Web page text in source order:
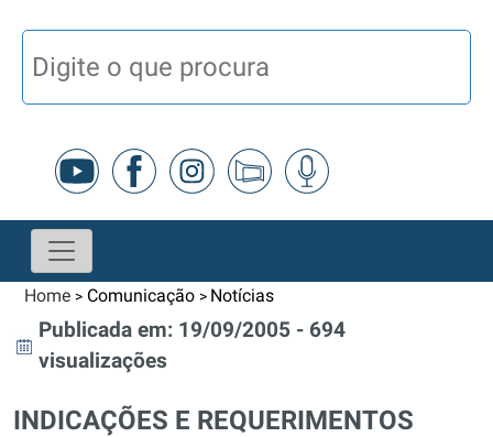
Home > Comunicação > Notícias
Publicada em: 19/09/2005 - 694
visualizações
INDICAÇÕES E REQUERIMENTOS